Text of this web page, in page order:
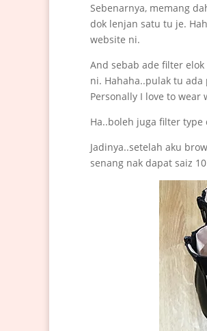
Sebenarnya, memang
dok lenjan satu tu je.
website ni.
And sebab ade filter
ni. Hahaha..pulak tu ada
Personally I love to wear
Ha..boleh juga filter type
Jadinya..setelah aku
senang nak dapat saiz 10